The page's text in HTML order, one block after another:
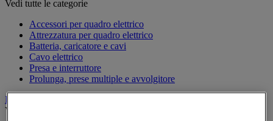
Vedi tutte le categorie
Accessori per quadro elettrico
Attrezzatura per quadro elettrico
Batteria, caricatore e cavi
Cavo elettrico
Presa e interruttore
Prolunga, prese multiple e avvolgitore
Illuminazione
Vedi tutte le categorie